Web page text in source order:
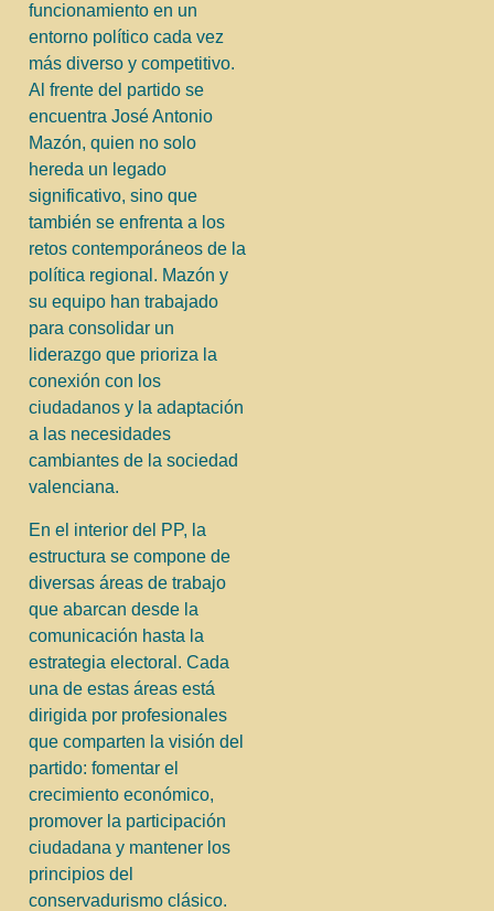
funcionamiento en un
entorno político cada vez
más diverso y competitivo.
Al frente del partido se
encuentra José Antonio
Mazón, quien no solo
hereda un legado
significativo, sino que
también se enfrenta a los
retos contemporáneos de la
política regional. Mazón y
su equipo han trabajado
para consolidar un
liderazgo que prioriza la
conexión con los
ciudadanos y la adaptación
a las necesidades
cambiantes de la sociedad
valenciana.
En el interior del PP, la
estructura se compone de
diversas áreas de trabajo
que abarcan desde la
comunicación hasta la
estrategia electoral. Cada
una de estas áreas está
dirigida por profesionales
que comparten la visión del
partido: fomentar el
crecimiento económico,
promover la participación
ciudadana y mantener los
principios del
conservadurismo clásico.